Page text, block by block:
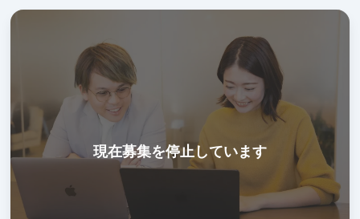
現在募集を停止しています